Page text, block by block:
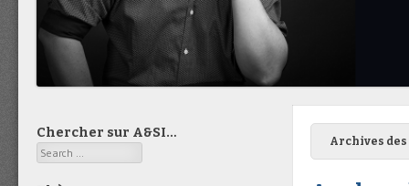
Archives
Chercher sur A&SI…
Search